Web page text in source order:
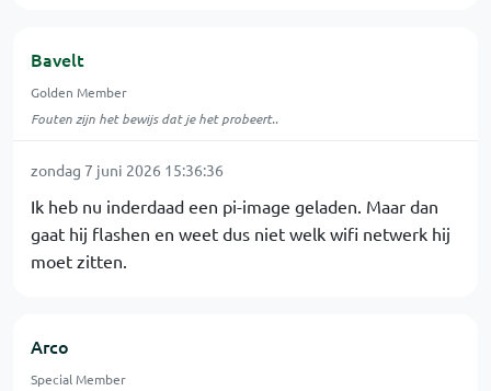
Bavelt
Golden Member
Fouten zijn het bewijs dat je het probeert..
zondag 7 juni 2026 15:36:36
Ik heb nu inderdaad een pi-image geladen. Maar dan
gaat hij flashen en weet dus niet welk wifi netwerk hij
moet zitten.
Arco
Special Member